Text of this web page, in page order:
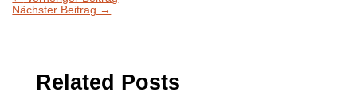
Nächster Beitrag →
Related Posts